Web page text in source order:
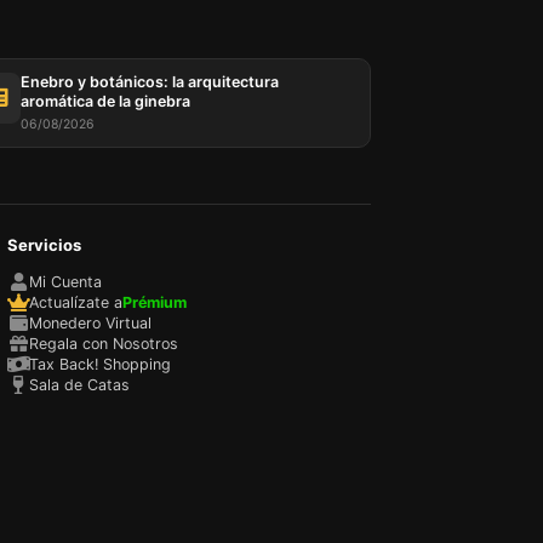
Enebro y botánicos: la arquitectura
aromática de la ginebra
06/08/2026
Servicios
Mi Cuenta
Actualízate aPrémium
Monedero Virtual
Regala con Nosotros
Tax Back! Shopping
Sala de Catas
y